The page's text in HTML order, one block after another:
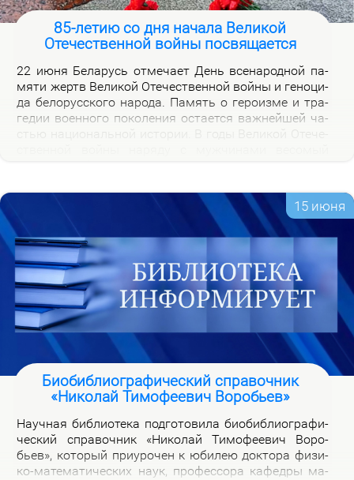
85-летию со дня начала Великой
Отечественной войны посвящается
22 июня Бе­ла­русь от­ме­ча­ет День все­на­род­ной па­
мя­ти жертв Ве­ли­кой Оте­че­ствен­ной вой­ны и ге­но­ци­
да бе­ло­рус­ско­го на­ро­да. Па­мять о ге­ро­из­ме и тра­
ге­дии во­ен­но­го по­ко­ле­ния оста­ет­ся важ­ней­шей ча­
ских от­ря­дах.
15 июня
Биобиблиографический справочник
«Николай Тимофеевич Воробьев»
На­уч­ная биб­лио­те­ка под­го­то­ви­ла био­биб­лио­гра­фи­
че­ский спра­воч­ник «Ни­ко­лай Ти­мо­фе­е­вич Во­ро­
бьев», ко­то­рый при­уро­чен к юби­лею док­то­ра физи­
ко-ма­те­ма­ти­че­ских на­ук, про­фес­со­ра ка­фед­ры ма­